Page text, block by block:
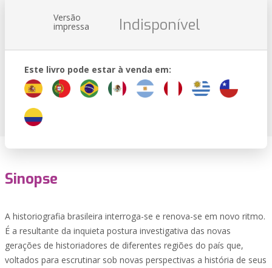
Versão
impressa Indisponível
Este livro pode estar à venda em:
Sinopse
A historiografia brasileira interroga-se e renova-se em novo ritmo.
É a resultante da inquieta postura investigativa das novas
gerações de historiadores de diferentes regiões do país que,
voltados para escrutinar sob novas perspectivas a história de seus